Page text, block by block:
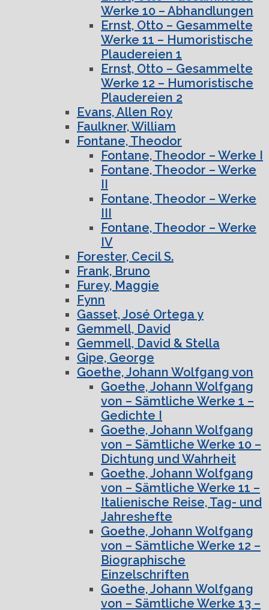
Werke 10 – Abhandlungen
Ernst, Otto – Gesammelte
Werke 11 – Humoristische
Plaudereien 1
Ernst, Otto – Gesammelte
Werke 12 – Humoristische
Plaudereien 2
Evans, Allen Roy
Faulkner, William
Fontane, Theodor
Fontane, Theodor – Werke I
Fontane, Theodor – Werke
II
Fontane, Theodor – Werke
III
Fontane, Theodor – Werke
IV
Forester, Cecil S.
Frank, Bruno
Furey, Maggie
Fynn
Gasset, José Ortega y
Gemmell, David
Gemmell, David & Stella
Gipe, George
Goethe, Johann Wolfgang von
Goethe, Johann Wolfgang
von – Sämtliche Werke 1 –
Gedichte I
Goethe, Johann Wolfgang
von – Sämtliche Werke 10 –
Dichtung und Wahrheit
Goethe, Johann Wolfgang
von – Sämtliche Werke 11 –
Italienische Reise, Tag- und
Jahreshefte
Goethe, Johann Wolfgang
von – Sämtliche Werke 12 –
Biographische
Einzelschriften
Goethe, Johann Wolfgang
von – Sämtliche Werke 13 –